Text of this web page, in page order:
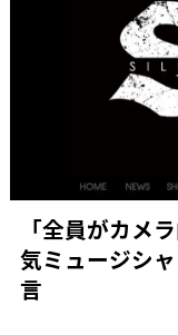
「全員がカメ
気ミュージシ
言